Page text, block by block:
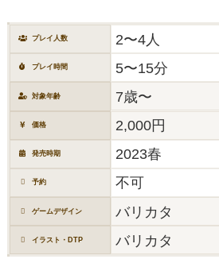
プレイ人数 2〜4人
プレイ時間 5〜15分
対象年齢 7歳〜
価格 2,000円
発売時期 2023春
予約 不可
ゲームデザイン バリカタ
イラスト・DTP バリカタ